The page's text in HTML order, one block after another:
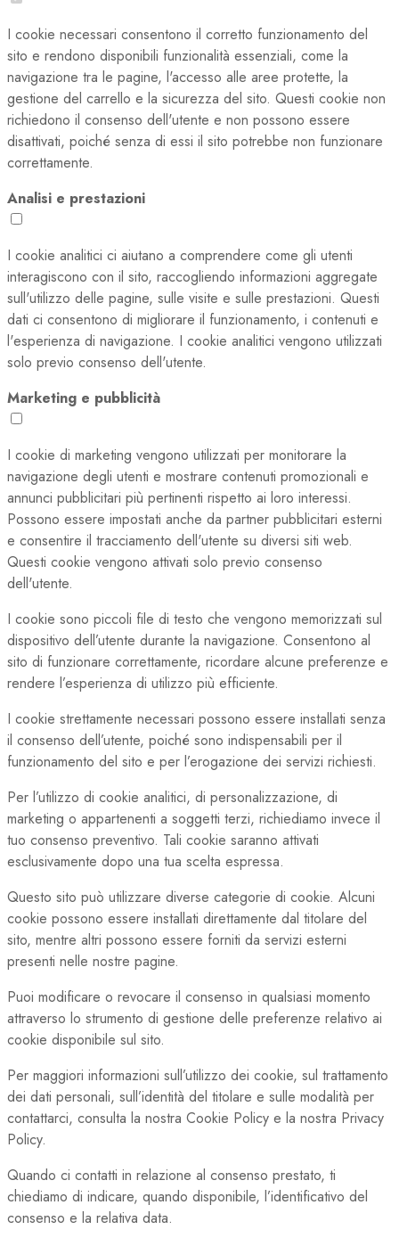
I cookie necessari consentono il corretto funzionamento del
sito e rendono disponibili funzionalità essenziali, come la
navigazione tra le pagine, l'accesso alle aree protette, la
gestione del carrello e la sicurezza del sito. Questi cookie non
richiedono il consenso dell'utente e non possono essere
disattivati, poiché senza di essi il sito potrebbe non funzionare
correttamente.
Analisi e prestazioni
I cookie analitici ci aiutano a comprendere come gli utenti
interagiscono con il sito, raccogliendo informazioni aggregate
sull'utilizzo delle pagine, sulle visite e sulle prestazioni. Questi
dati ci consentono di migliorare il funzionamento, i contenuti e
l'esperienza di navigazione. I cookie analitici vengono utilizzati
solo previo consenso dell'utente.
Marketing e pubblicità
I cookie di marketing vengono utilizzati per monitorare la
navigazione degli utenti e mostrare contenuti promozionali e
annunci pubblicitari più pertinenti rispetto ai loro interessi.
Possono essere impostati anche da partner pubblicitari esterni
e consentire il tracciamento dell'utente su diversi siti web.
Questi cookie vengono attivati solo previo consenso
dell'utente.
I cookie sono piccoli file di testo che vengono memorizzati sul
dispositivo dell’utente durante la navigazione. Consentono al
sito di funzionare correttamente, ricordare alcune preferenze e
rendere l’esperienza di utilizzo più efficiente.
I cookie strettamente necessari possono essere installati senza
il consenso dell’utente, poiché sono indispensabili per il
funzionamento del sito e per l’erogazione dei servizi richiesti.
Per l’utilizzo di cookie analitici, di personalizzazione, di
marketing o appartenenti a soggetti terzi, richiediamo invece il
tuo consenso preventivo. Tali cookie saranno attivati
esclusivamente dopo una tua scelta espressa.
Questo sito può utilizzare diverse categorie di cookie. Alcuni
cookie possono essere installati direttamente dal titolare del
sito, mentre altri possono essere forniti da servizi esterni
presenti nelle nostre pagine.
Puoi modificare o revocare il consenso in qualsiasi momento
attraverso lo strumento di gestione delle preferenze relativo ai
cookie disponibile sul sito.
Per maggiori informazioni sull’utilizzo dei cookie, sul trattamento
dei dati personali, sull’identità del titolare e sulle modalità per
contattarci, consulta la nostra Cookie Policy e la nostra Privacy
Policy.
Quando ci contatti in relazione al consenso prestato, ti
chiediamo di indicare, quando disponibile, l’identificativo del
consenso e la relativa data.